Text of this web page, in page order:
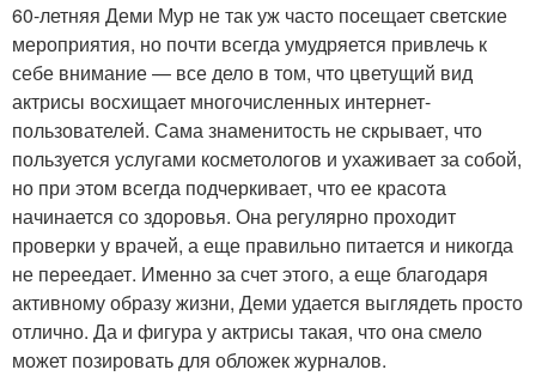
60-летняя Деми Мур не так уж часто посещает светские
мероприятия, но почти всегда умудряется привлечь к
себе внимание — все дело в том, что цветущий вид
актрисы восхищает многочисленных интернет-
пользователей. Сама знаменитость не скрывает, что
пользуется услугами косметологов и ухаживает за собой,
но при этом всегда подчеркивает, что ее красота
начинается со здоровья. Она регулярно проходит
проверки у врачей, а еще правильно питается и никогда
не переедает. Именно за счет этого, а еще благодаря
активному образу жизни, Деми удается выглядеть просто
отлично. Да и фигура у актрисы такая, что она смело
может позировать для обложек журналов.